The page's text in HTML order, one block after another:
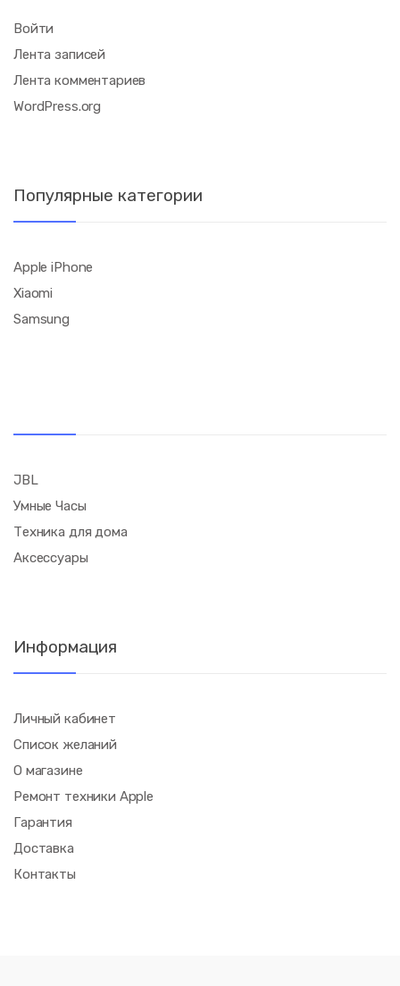
Войти
Лента записей
Лента комментариев
WordPress.org
Популярные категории
Apple iPhone
Xiaomi
Samsung
JBL
Умные Часы
Техника для дома
Аксессуары
Информация
Личный кабинет
Список желаний
О магазине
Ремонт техники Apple
Гарантия
Доставка
Контакты